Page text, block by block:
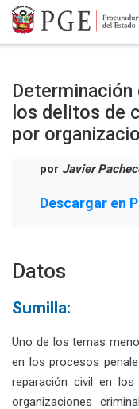
Salta al contenido principal
los delitos de
por
por Javier
Descargar en
Datos
Sumilla:
Uno de los temas
en los procesos
reparación civil en
organizaciones